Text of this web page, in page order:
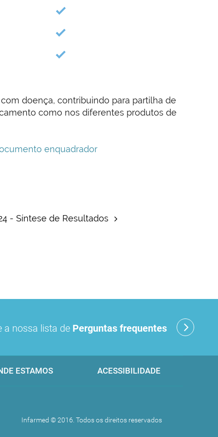
doença, contribuindo para partilha de
como nos diferentes produtos de
enquadrador
- Síntese de Resultados
a nossa lista de Perguntas frequentes
ESTAMOS ACESSIBILIDADE
Infarmed © 2016. Todos os direitos reservados